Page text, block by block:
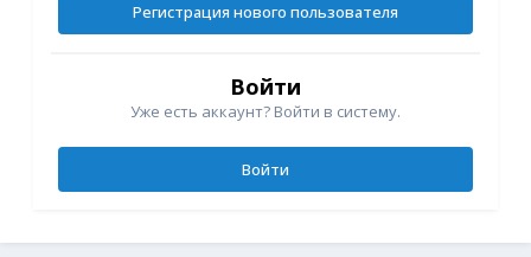
Регистрация нового пользователя
Войти
Уже есть аккаунт? Войти в систему.
Войти